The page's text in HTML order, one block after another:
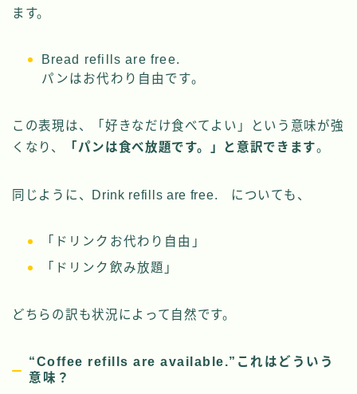
ます。
Bread refills are free.
パンはお代わり自由です。
この表現は、「好きなだけ食べてよい」という意味が強
くなり、
「パンは食べ放題です。」と意訳できます。
同じように、Drink refills are free. についても、
「ドリンクお代わり自由」
「ドリンク飲み放題」
どちらの訳も状況によって自然です。
“Coffee refills are available.”これはどういう
意味？